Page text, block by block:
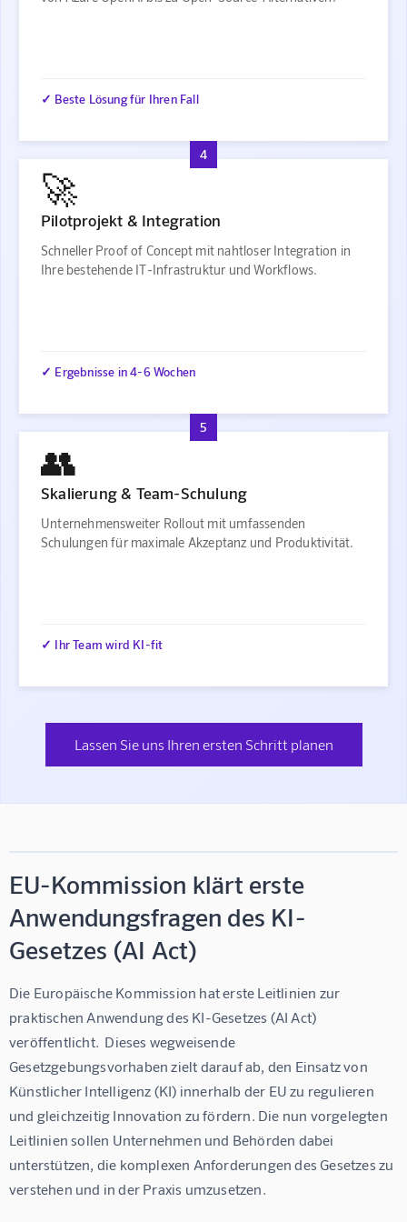
✓ Beste Lösung für Ihren Fall
4
🚀
Pilotprojekt & Integration
Schneller Proof of Concept mit nahtloser Integration in
Ihre bestehende IT-Infrastruktur und Workflows.
✓ Ergebnisse in 4-6 Wochen
5
👥
Skalierung & Team-Schulung
Unternehmensweiter Rollout mit umfassenden
Schulungen für maximale Akzeptanz und Produktivität.
✓ Ihr Team wird KI-fit
Lassen Sie uns Ihren ersten Schritt planen
EU-Kommission klärt erste
Anwendungsfragen des KI-
Gesetzes (AI Act)
Die Europäische Kommission hat erste Leitlinien zur
praktischen Anwendung des KI-Gesetzes (AI Act)
veröffentlicht.  Dieses wegweisende
Gesetzgebungsvorhaben zielt darauf ab, den Einsatz von
Künstlicher Intelligenz (KI) innerhalb der EU zu regulieren
und gleichzeitig Innovation zu fördern. Die nun vorgelegten
Leitlinien sollen Unternehmen und Behörden dabei
unterstützen, die komplexen Anforderungen des Gesetzes zu
verstehen und in der Praxis umzusetzen.